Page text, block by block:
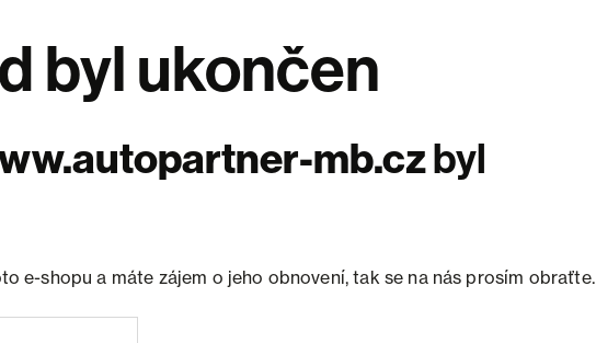
byl ukončen
mb.czbyl
e-shopu a máte zájem o jeho obnovení, tak se na nás prosím obraťte.